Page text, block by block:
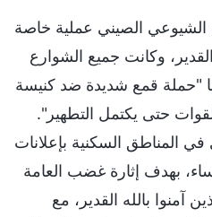
الحزب الشيوعي الصيني عملية خاصة
وكانت جميع الشوارع
"حملة قمع شديدة ضد كنيسة
حتى يكتمل التطهير".
المناطق السكنية بإعلانات
بهدف إثارة غضب العامة
آمنوا بالله القدير، مع